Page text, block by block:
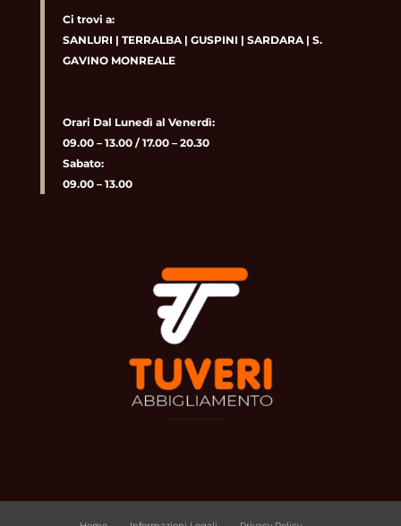
Ci trovi a:
SANLURI | TERRALBA| GUSPINI | SARDARA| S.
GAVINO MONREALE
Orari Dal Lunedì al Venerdì:
09.00 – 13.00 / 17.00 – 20.30
Sabato:
09.00 – 13.00